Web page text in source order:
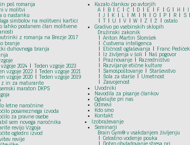
peš romanja
v molitvi
o nastanku
simbolov na molitveni kartici
lahko postanem član molitvene
z romanja na Brezje 2017
branje
duhovnega branja
2024
Teden vzgoje 2023
vzgoje 2022
Teden vzgoje 2021
vzgoje 2020
Teden vzgoje 2019
z in za maturante
maraton DKPS
letne naročnine
posameznega izvoda
za pravne osebe
sem novega naročnika
revijo Vzgoja
ogledni izvod
revije
Kazalo člankov po avtorjih
A
B C Č D E F G H
I
J
K L M N O P R S
T
U V W Z Ž
ostalo
Gradivo po vsebinskih sklopih
Družinski zakonik
Anton Martin Slomšek
Čustvena inteligenca
Etičnost oglaševanja
Franc Pediček
Iz življenja v šoli
Naš pogovor
Praznovanje
Razredništvo
Razvijanje etične kulture
Samospoštovanje
Starševstvo
Šola za starše
Umetnost
Zasvojenost
Uvodniki
Navodila za pisanje člankov
Oglašujte pri nas
Odmevi
Kdo smo
Kontakt
Izobraževanje
Seminarji
Brain Gym® v vsakdanjem življenju
Celostno vodenje pouka
Dobro obvladovanje stresa pri